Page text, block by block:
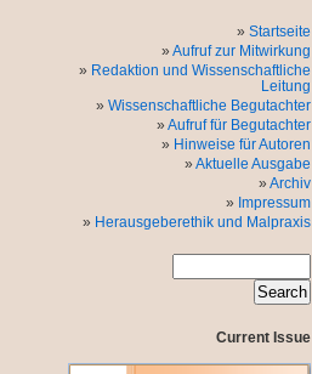
Startseite
Aufruf zur Mitwirkung
Redaktion und Wissenschaftliche
Leitung
Wissenschaftliche Begutachter
Aufruf für Begutachter
Hinweise für Autoren
Aktuelle Ausgabe
Archiv
Impressum
Herausgeberethik und Malpraxis
Current Issue